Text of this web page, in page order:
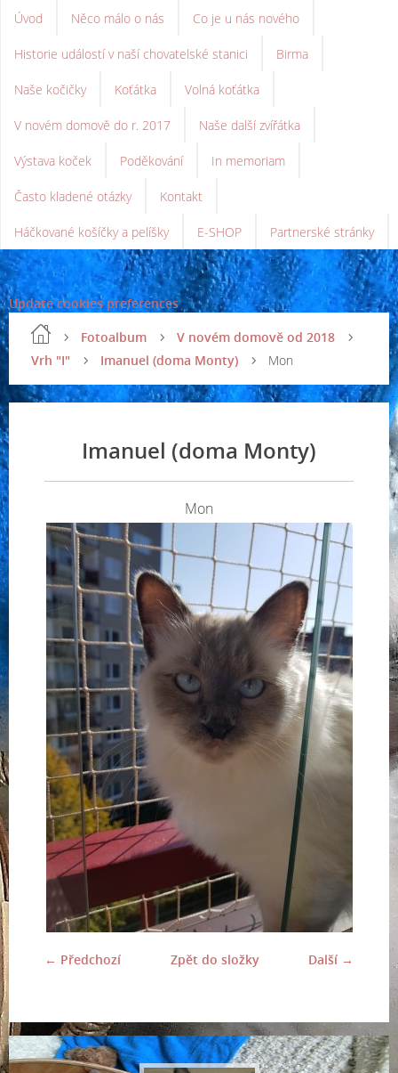
Úvod Něco málo o nás Co je u nás nového
Historie událostí v naší chovatelské stanici Birma
Naše kočičky Koťátka Volná koťátka
V novém domově do r. 2017 Naše další zvířátka
Výstava koček Poděkování In memoriam
Často kladené otázky Kontakt
Háčkované košíčky a pelíšky E-SHOP Partnerské stránky
Update cookies preferences
Fotoalbum
V novém domově od 2018
Vrh "I"
Imanuel (doma Monty) Mon
Imanuel (doma Monty)
Mon
← Předchozí Další →
Zpět do složky